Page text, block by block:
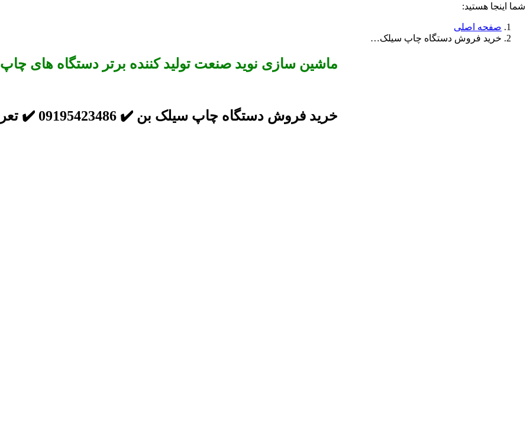
شما اینجا هستید:
صفحه اصلی
خرید فروش دستگاه چاپ سیلک…
ماشین سازی نوید صنعت تولید کننده برتر دستگاه های
خرید فروش دستگاه چاپ سیلک بن ✔️ 09195423486 ✔️ تعرفه استاندارد